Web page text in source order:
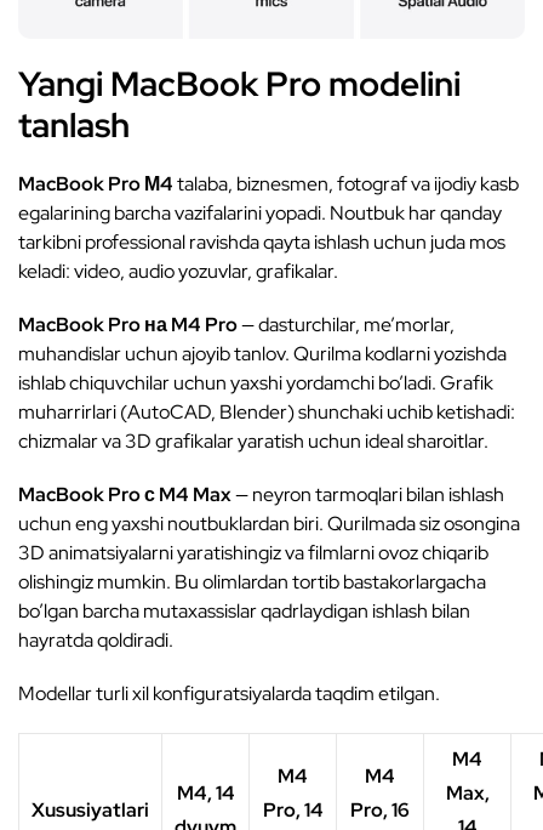
Yangi MacBook Pro modelini
tanlash
MacBook Pro М4talaba, biznesmen, fotograf va ijodiy kasb
egalarining barcha vazifalarini yopadi. Noutbuk har qanday
tarkibni professional ravishda qayta ishlash uchun juda mos
keladi: video, audio yozuvlar, grafikalar.
MacBook Pro на M4 Pro— dasturchilar, me’morlar,
muhandislar uchun ajoyib tanlov. Qurilma kodlarni yozishda
ishlab chiquvchilar uchun yaxshi yordamchi bo’ladi. Grafik
muharrirlari (AutoCAD, Blender) shunchaki uchib ketishadi:
chizmalar va 3D grafikalar yaratish uchun ideal sharoitlar.
MacBook Pro с M4 Max— neyron tarmoqlari bilan ishlash
uchun eng yaxshi noutbuklardan biri. Qurilmada siz osongina
3D animatsiyalarni yaratishingiz va filmlarni ovoz chiqarib
olishingiz mumkin. Bu olimlardan tortib bastakorlargacha
bo’lgan barcha mutaxassislar qadrlaydigan ishlash bilan
hayratda qoldiradi.
Modellar turli xil konfiguratsiyalarda taqdim etilgan.
Xususiyatlari
M4, 14
M4
Pro, 14
M4
Pro, 16
M4
Max,